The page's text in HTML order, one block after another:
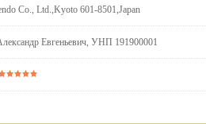
Co., Ltd.,Kyoto 601-8501,Japan
Евгеньевич, УНП 191900001